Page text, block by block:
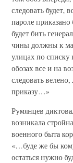
следовать будет,
пароле
будет бить
чины должны к
улицах по списку
обозах все и на
следовать
приказу…»
Румянцев
возникала
военного быта
«…буде же бы
остаться нужно